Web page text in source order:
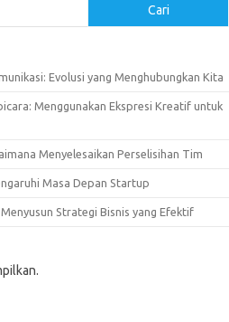
Cari
Evolusi yang Menghubungkan Kita
Menggunakan Ekspresi Kreatif untuk
Menyelesaikan Perselisihan Tim
Masa Depan Startup
Strategi Bisnis yang Efektif